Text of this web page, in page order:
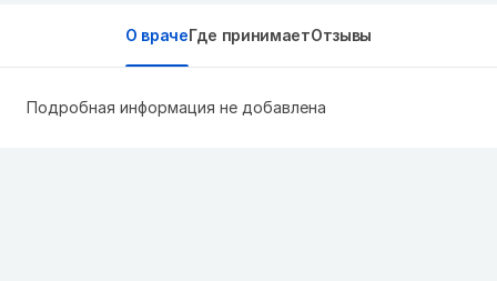
О врачеГде принимаетОтзывы
Подробная информация не добавлена